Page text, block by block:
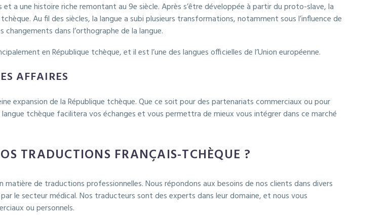
a une histoire riche remontant au 9e siècle. Après s’être développée à partir du proto-slave, la
Au fil des siècles, la langue a subi plusieurs transformations, notamment sous l’influence de
dans l’orthographe de la langue.
en République tchèque, et il est l’une des langues officielles de l’Union européenne.
AFFAIRES
expansion de la République tchèque. Que ce soit pour des partenariats commerciaux ou pour
tchèque facilitera vos échanges et vous permettra de mieux vous intégrer dans ce marché
TRADUCTIONS FRANÇAIS-TCHÈQUE ?
matière de traductions professionnelles. Nous répondons aux besoins de nos clients dans divers
le secteur médical. Nos traducteurs sont des experts dans leur domaine, et nous vous
ou personnels.